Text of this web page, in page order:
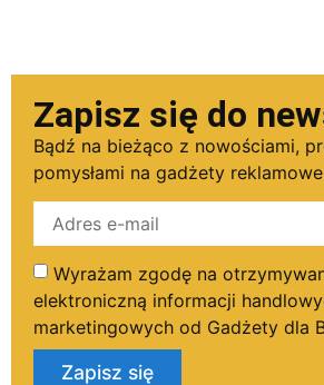
Zapisz się do
Bądź na bieżąco z nowościami,
pomysłami na gadżety reklamowe
Wyrażam zgodę na
elektroniczną informacji
marketingowych od Gadżety dla
Zapisz się